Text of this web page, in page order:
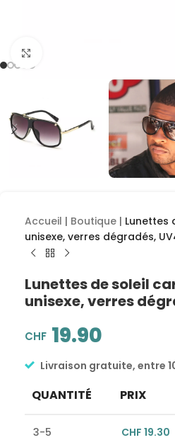
Accueil | Boutique | Lunettes
unisexe, verres dégradés,
Lunettes de soleil
unisexe, verres
CHF 19.90
Livraison gratuite, entre
QUANTITÉ PRIX
3-5 CHF 19.30